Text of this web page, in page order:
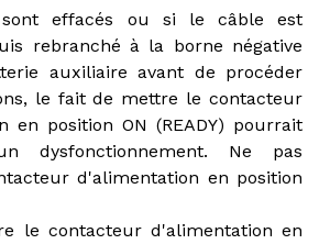
effacés ou si le câble est
rebranché à la borne négative
auxiliaire avant de procéder
le fait de mettre le contacteur
en position ON (READY) pourrait
dysfonctionnement. Ne pas
d'alimentation en position
le contacteur d'alimentation en